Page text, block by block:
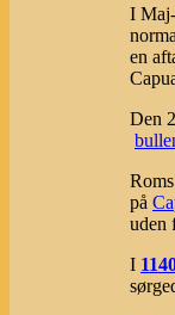
I
en
Den
på
uden
I